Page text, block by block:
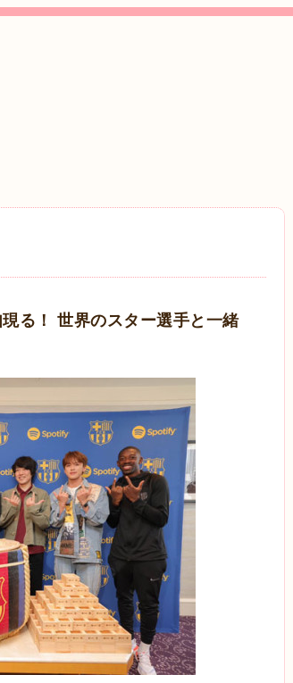
る！ 世界のスター選手と一緒